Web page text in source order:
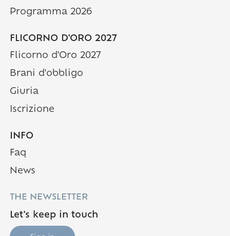
Programma 2026
FLICORNO D'ORO 2027
Flicorno d'Oro 2027
Brani d'obbligo
Giuria
Iscrizione
INFO
Faq
News(Pagina corrente)
THE NEWSLETTER
Let's keep in touch